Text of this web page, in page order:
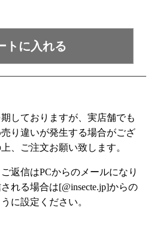
しておりますが、実店舗でも
り違いが発生する場合がござ
、ご注文お願い致します。
返信はPCからのメールになり
れる場合は[@insecte.jp]からの
に設定ください。